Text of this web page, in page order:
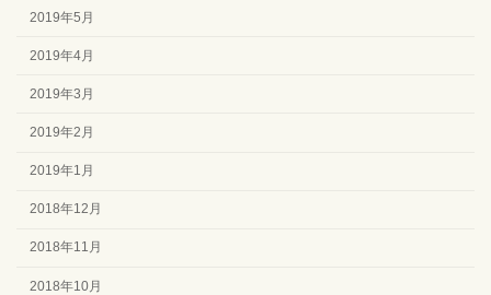
2019年5月
2019年4月
2019年3月
2019年2月
2019年1月
2018年12月
2018年11月
2018年10月